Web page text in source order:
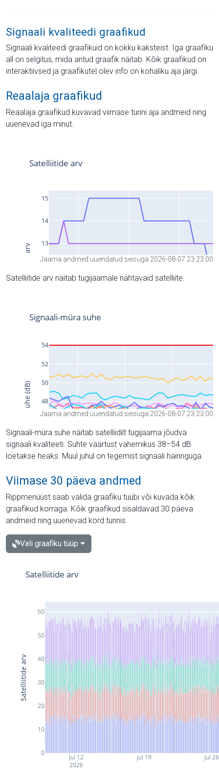
Signaali kvaliteedi graafikud
Signaali kvaliteedi graafikuid on kokku kaksteist. Iga graafiku
all on selgitus, mida antud graafik näitab. Kõik graafikud on
interaktiivsed ja graafikutel olev info on kohaliku aja järgi.
Reaalaja graafikud
Reaalaja graafikud kuvavad viimase tunni aja andmeid ning
uuenevad iga minut.
Jaama andmed uuendatud seisuga 2026-08-07 23:23:00
Satelliitide arv näitab tugijaamale nähtavaid satelliite.
Jaama andmed uuendatud seisuga 2026-08-07 23:23:00
Signaali-müra suhe näitab satelliidilt tugijaama jõudva
signaali kvaliteeti. Suhte väärtust vahemikus 38–54 dB
loetakse heaks. Muul juhul on tegemist signaali häiringuga.
Viimase 30 päeva andmed
Rippmenüüst saab valida graafiku tüübi või kuvada kõik
graafikud korraga. Kõik graafikud sisaldavad 30 päeva
andmeid ning uuenevad kord tunnis.
Vali graafiku tüüp
Jul 12
2026
Jul 19 Jul 26
0
10
20
30
40
50
60
Satelliitide arv
Satelliitide arv